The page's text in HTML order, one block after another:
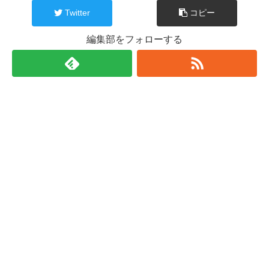
Twitter コピー
編集部をフォローする